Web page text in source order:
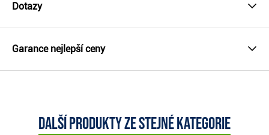
Dotazy
Garance nejlepší ceny
Další produkty ze stejné kategorie